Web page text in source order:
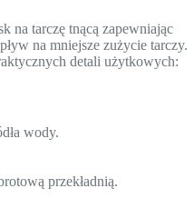
na tarczę tnącą zapewniając
na mniejsze zużycie tarczy.
detali użytkowych:
wody.
przekładnią.